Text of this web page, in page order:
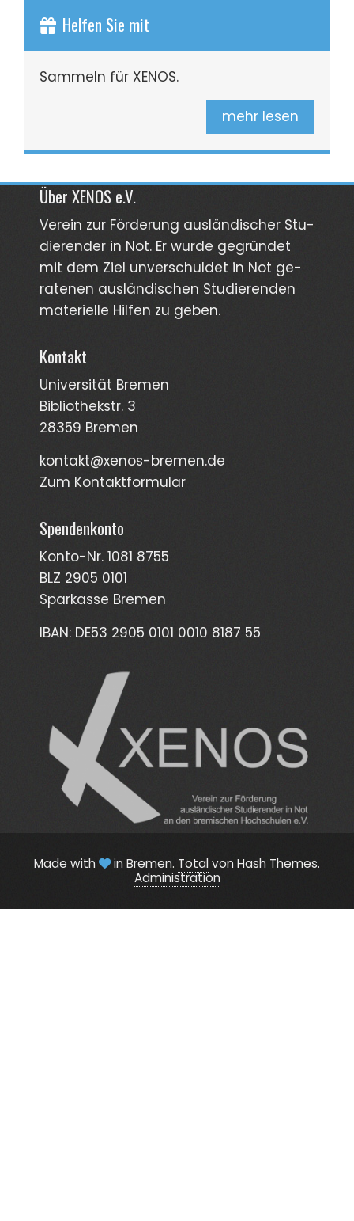
Helfen Sie mit
Sammeln für XENOS.
mehr lesen
Über XENOS e.V.
Verein zur För­derung aus­län­discher Stu­
dierender in Not. Er wurde gegründet
mit dem Ziel unver­schuldet in Not ge­
ra­tenen aus­län­dischen Stud­ierenden
materi­elle Hilfen zu geben.
Kontakt
Universität Bremen
Bibliothekstr. 3
28359 Bremen
kontakt@xenos-bremen.de
Zum Kontaktformular
Spendenkonto
Konto-Nr. 1081 8755
BLZ 2905 0101
Sparkasse Bremen
IBAN: DE53 2905 0101 0010 8187 55
Made with in Bremen. Totalvon Hash Themes.
Administration